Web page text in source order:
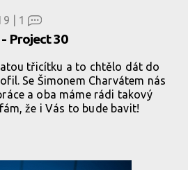
| 1
Project 30
třicítku a to chtělo dát do
Se Šimonem Charvátem nás
a oba máme rádi takový
že i Vás to bude bavit!